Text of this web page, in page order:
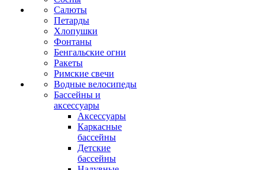
Салюты
Петарды
Хлопушки
Фонтаны
Бенгальские огни
Ракеты
Римские свечи
Водные велосипеды
Бассейны и
аксессуары
Аксессуары
Каркасные
бассейны
Детские
бассейны